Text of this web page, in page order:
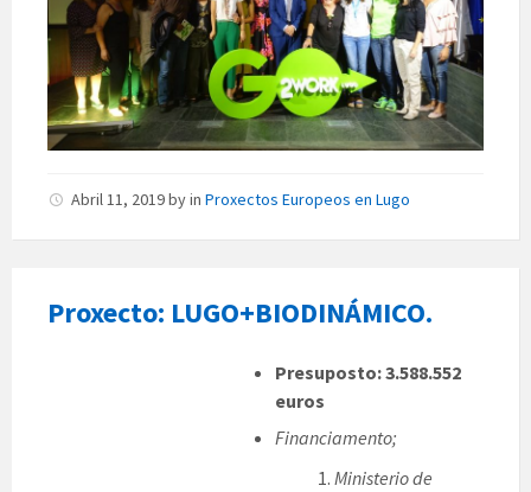
Abril 11, 2019byin Proxectos Europeos en Lugo
Proxecto: LUGO+BIODINÁMICO.
Presuposto: 3.588.552
euros
Financiamento;
Ministerio de